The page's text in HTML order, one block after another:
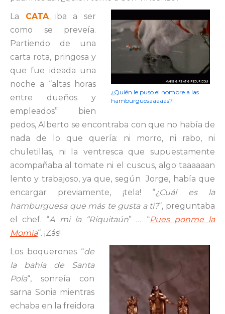
¿Quién le puso el nombre a las
hamburguesaaaaas?
La CATAiba a ser
como se preveía.
Partiendo de una
carta rota, pringosa y
que fue ideada una
noche a “altas horas
entre dueños y
empleados” bien
pedos, Alberto se encontraba con que no había de
nada de lo que quería: ni morro, ni rabo, ni
chuletillas, ni la ventresca que supuestamente
acompañaba al tomate ni el cuscus, algo taaaaaan
lento y trabajoso, ya que, según Jorge, había que
encargar previamente, ¡tela! “¿Cuál es la
hamburguesa que más te gusta a ti?“, preguntaba
el chef. “A mi la “Riquitaún” … “Pues ponme la
Momia“. ¡Zás!
Los boquerones “de
la bahía de Santa
Pola“, sonreía con
sarna Sonia mientras
echaba en la freidora